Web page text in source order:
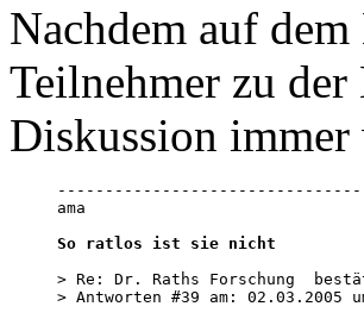
Nachdem auf
Teilnehmer zu
Diskussion
ama
So ratlos ist sie nicht
> Re: Dr. Raths Forschung
> Antworten #39 am: 02.03.2005